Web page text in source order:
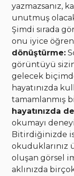
yazmazsanız,
unutmuş
Şimdi sırada
onu iyice
dönüştürme:
görüntüyü sizin
gelecek
hayatınızda
tamamlanmış
hayatınızda
okumayı
Bitirdiğinizde
okuduklarınız
oluşan görsel
aklınızda